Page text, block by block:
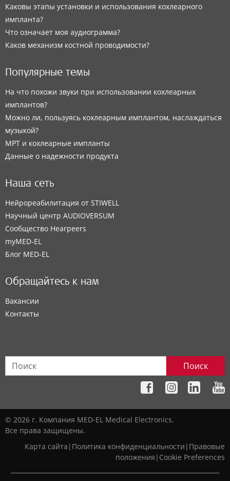
Каковы этапы установки и использования кохлеарного
импланта?
Что означает моя аудиограмма?
Каков механизм костной проводимости?
Популярные темы
На что похожи звуки при использовании кохлеарных
имплантов?
Можно ли, пользуясь кохлеарным имплантом, наслаждаться
музыкой?
МРТ и кохлеарные импланты
Данные о надежности продукта
Наша сеть
Нейрореабилитация от STIWELL
Научный центр AUDIOVERSUM
Сообщество Hearpeers
myMED‑EL
Блог MED-EL
Обращайтесь к нам
Вакансии
Контакты
Поиск
© 2026 г. Компания MED-EL Medical Electronics.
Все права защищены.
Карта сайта | Политика конфиденциальности | Правовые
положения | Cookie Preferences